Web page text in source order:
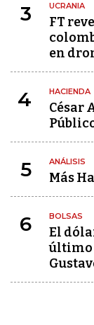
3 UCRANIA
FT
en
4 HACIENDA
César
5 ANÁLISIS
Más
6 BOLSAS
El
último